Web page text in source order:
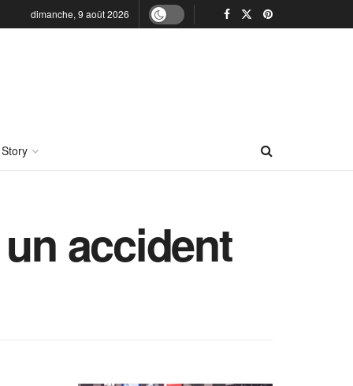
dimanche, 9 août 2026
accident